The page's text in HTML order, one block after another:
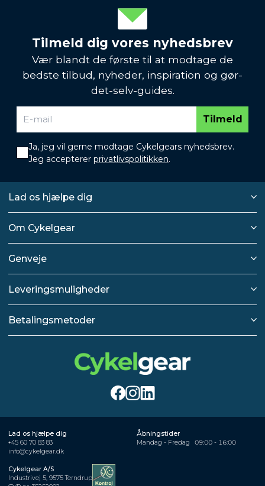
Tilmeld dig vores nyhedsbrev
Vær blandt de første til at modtage de
bedste tilbud, nyheder, inspiration og gør-
det-selv-guides.
Tilmeld
Ja, jeg vil gerne modtage Cykelgears nyhedsbrev.
Jeg accepterer privatlivspolitikken.
Lad os hjælpe dig
Om Cykelgear
Genveje
Leveringsmuligheder
Betalingsmetoder
Lad os hjælpe dig
+45 60 70 83 83
info@cykelgear.dk
Åbningstider
Mandag - Fredag
09:00 - 16:00
Cykelgear A/S
Industrivej 5, 9575 Terndrup